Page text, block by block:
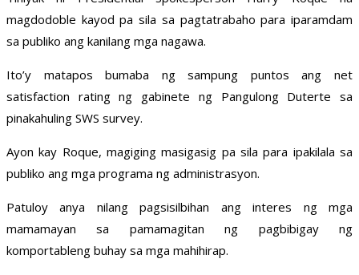
magdodoble kayod pa sila sa pagtatrabaho para iparamdam
sa publiko ang kanilang mga nagawa.
Ito’y matapos bumaba ng sampung puntos ang net
satisfaction rating ng gabinete ng Pangulong Duterte sa
pinakahuling SWS survey.
Ayon kay Roque, magiging masigasig pa sila para ipakilala sa
publiko ang mga programa ng administrasyon.
Patuloy anya nilang pagsisilbihan ang interes ng mga
mamamayan sa pamamagitan ng pagbibigay ng
komportableng buhay sa mga mahihirap.